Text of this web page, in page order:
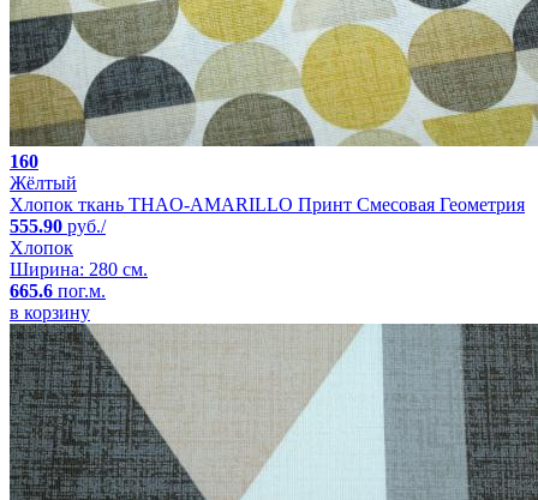
160
Жёлтый
Хлопок ткань THAO-AMARILLO Принт Смесовая Геометрия
555.90 руб./
Хлопок
Ширина: 280 см.
665.6 пог.м.
в корзину